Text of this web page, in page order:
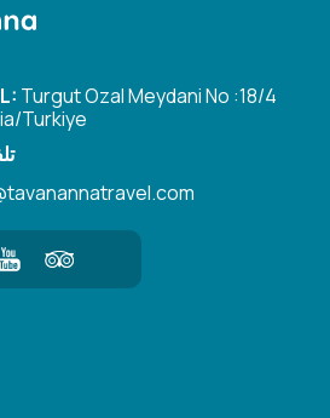
Turgut Ozal Meydani No :18/4
Turkiye